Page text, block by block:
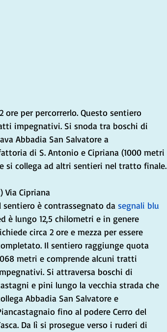
ore per percorrerlo. Questo sentiero
impegnativi. Si snoda tra boschi di
Abbadia San Salvatore a
di S. Antonio e Cipriana (1000 metri
si collega ad altri sentieri nel tratto finale.
Via Cipriana
sentiero è contrassegnato da segnali blu
è lungo 12,5 chilometri e in genere
circa 2 ore e mezza per essere
Il sentiero raggiunge quota
metri e comprende alcuni tratti
Si attraversa boschi di
e pini lungo la vecchia strada che
Abbadia San Salvatore e
fino al podere Cerro del
Da lì si prosegue verso i ruderi di